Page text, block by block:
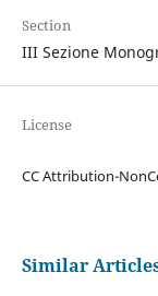
Section
III Sezione
License
CC Attribution-
Similar